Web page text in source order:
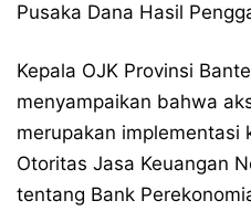
Pusaka Dana Hasil
Kepala OJK Provinsi
menyampaikan bahwa
merupakan implementasi
Otoritas Jasa Keuangan
tentang Bank